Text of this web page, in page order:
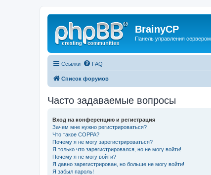
BrainyCP
Панель управления сервером
Ссылки FAQ
Список форумов
Часто задаваемые вопросы
Вход на конференцию и регистрация
Зачем мне нужно регистрироваться?
Что такое COPPA?
Почему я не могу зарегистрироваться?
Я только что зарегистрировался, но не могу войти!
Почему я не могу войти?
Я давно зарегистрирован, но больше не могу войти!
Я забыл пароль!